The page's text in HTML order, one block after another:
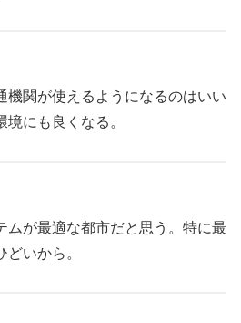
機関が使えるようになるのはいい
にも良くなる。
ムが最適な都市だと思う。特に最
いから。